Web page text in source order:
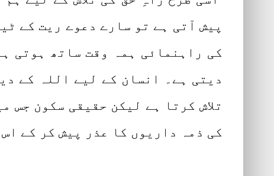
پیش آتی ہے تو سارے دعوے ریت کے
کی راہنمائی ہمہ وقت ساتھ ہوتی
دیتی ہے۔ انسان کے لیے اللہ کے
تلاش کرتا ہے لیکن حقیقی سکون جس
کی ذمہ داریوں کا عذر پیش کر کے